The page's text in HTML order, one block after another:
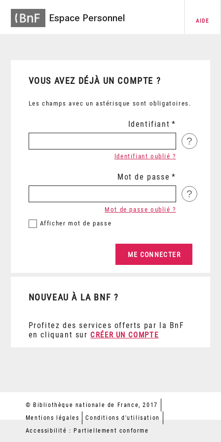
Espace Personnel AIDE
VOUS AVEZ DÉJÀ UN COMPTE ?
Les champs avec un astérisque sont obligatoires.
Identifiant
?
Identifiant oublié ?
Mot de passe
?
Afficher mot de passe
Mot de passe oublié ?
NOUVEAU À LA BNF ?
Profitez des services offerts par la BnF
en cliquant sur CRÉER UN COMPTE
© Bibliothèque nationale de France, 2017
Mentions légales
Conditions d'utilisation
Accessibilité : Partiellement conforme